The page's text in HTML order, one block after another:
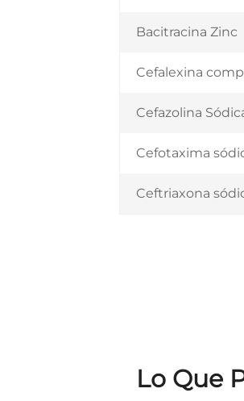
Bacitracina Zinc
Cefalexina
Cefazolina
Cefotaxima
Ceftriaxona
Lo Que